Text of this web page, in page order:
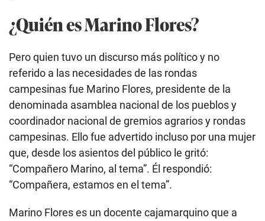
¿Quién es Marino Flores?
Pero quien tuvo un discurso más político y no
referido a las necesidades de las rondas
campesinas fue Marino Flores, presidente de la
denominada asamblea nacional de los pueblos y
coordinador nacional de gremios agrarios y rondas
campesinas. Ello fue advertido incluso por una mujer
que, desde los asientos del público le gritó:
“Compañero Marino, al tema”. Él respondió:
“Compañera, estamos en el tema”.
Marino Flores es un docente cajamarquino que a